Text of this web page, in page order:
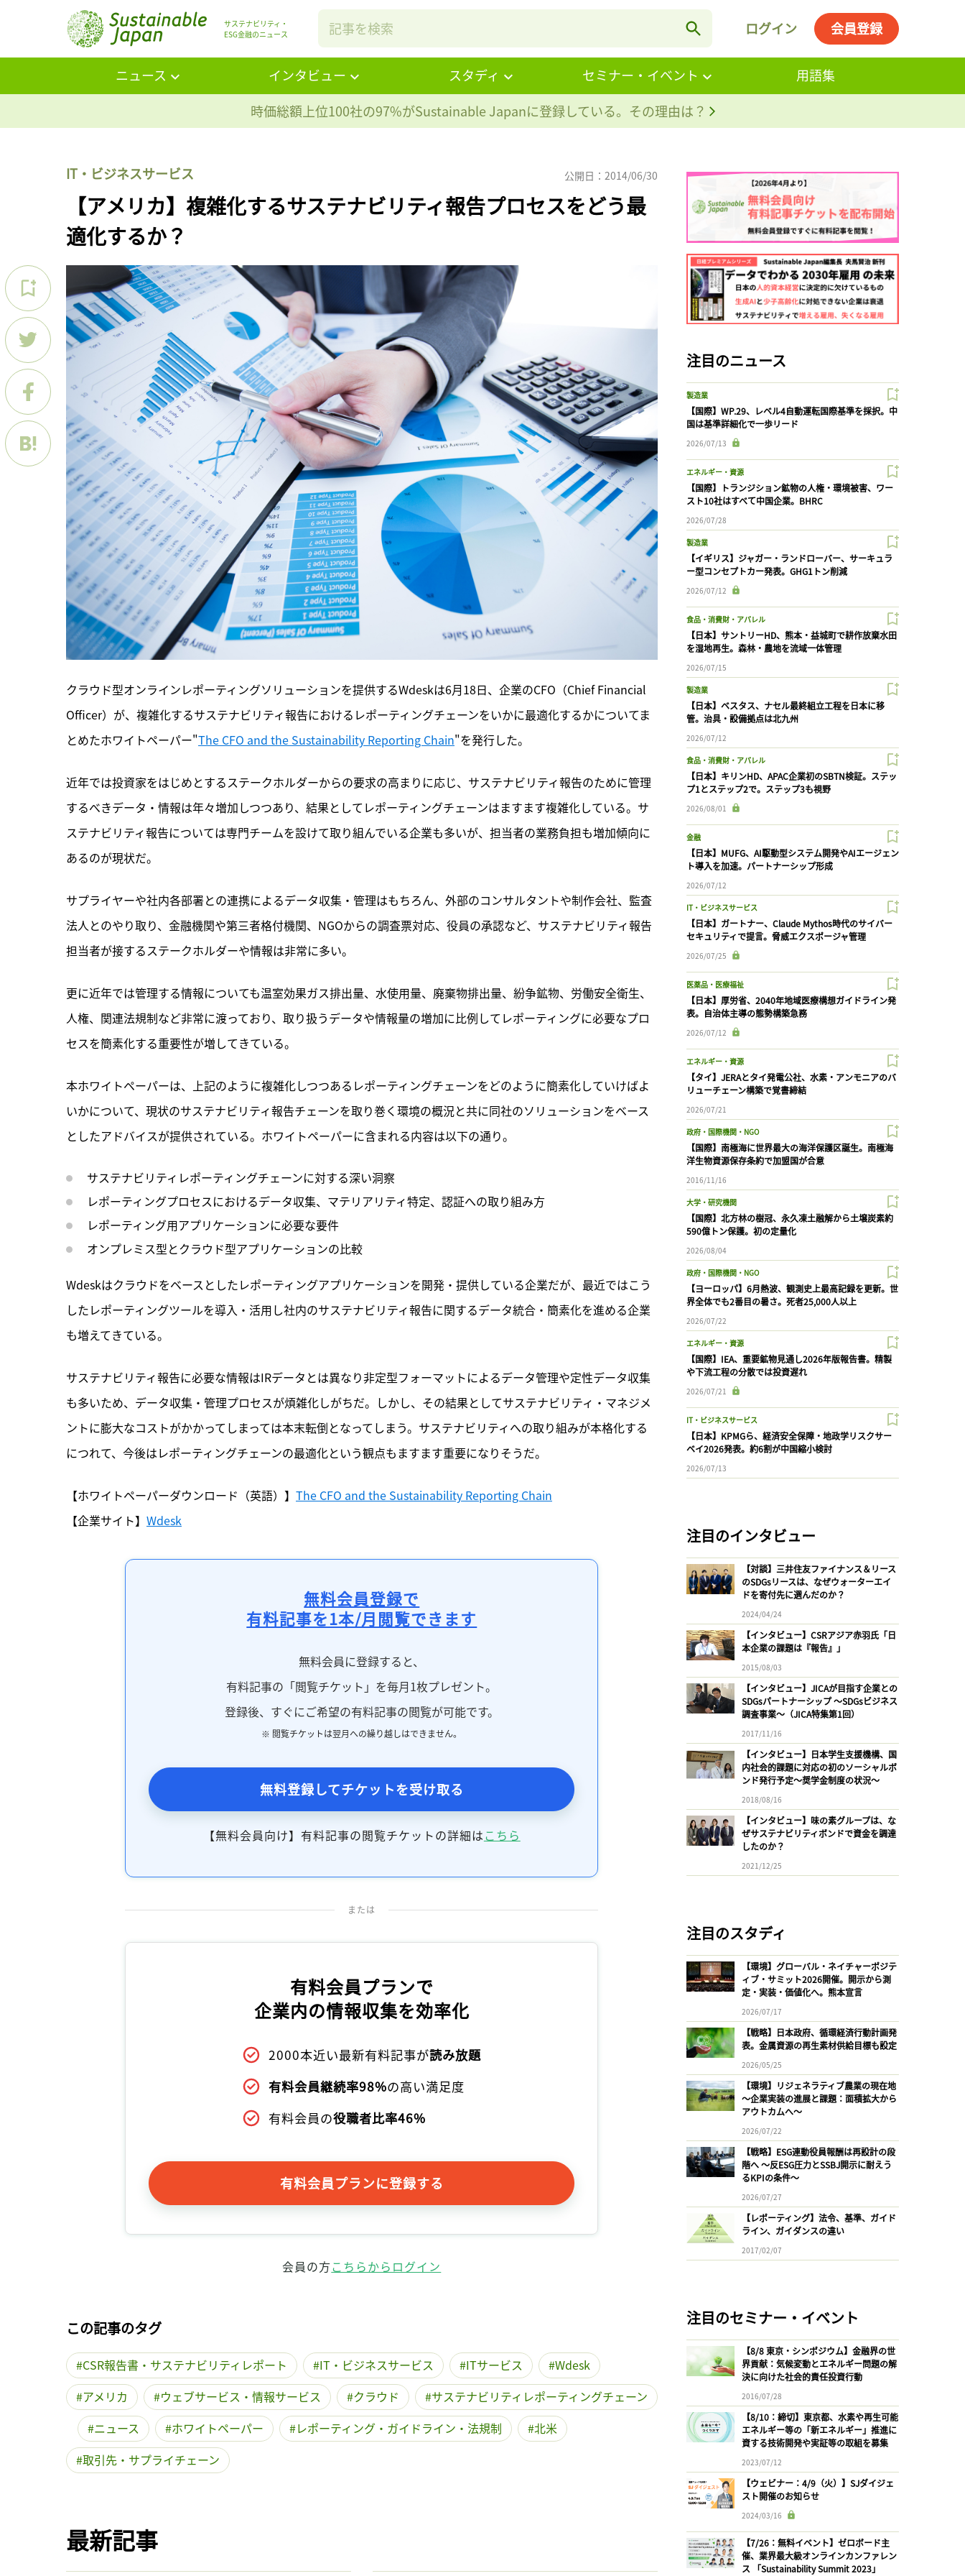
サステナビリティ・
ESG金融のニュース
ログイン 会員登録
ニュース インタビュー スタディ セミナー・イベント
用語集
時価総額上位100社の97%がSustainable Japanに登録している。その理由は？
IT・ビジネスサービス 公開日：2014/06/30
【アメリカ】複雑化するサステナビリティ報告プロセスをどう最
適化するか？
クラウド型オンラインレポーティングソリューションを提供するWdeskは6月18日、企業のCFO（Chief Financial
Officer）が、複雑化するサステナビリティ報告におけるレポーティングチェーンをいかに最適化するかについてま
とめたホワイトペーパー"The CFO and the Sustainability Reporting Chain"を発行した。
近年では投資家をはじめとするステークホルダーからの要求の高まりに応じ、サステナビリティ報告のために管理
するべきデータ・情報は年々増加しつつあり、結果としてレポーティングチェーンはますます複雑化している。サ
ステナビリティ報告については専門チームを設けて取り組んでいる企業も多いが、担当者の業務負担も増加傾向に
あるのが現状だ。
サプライヤーや社内各部署との連携によるデータ収集・管理はもちろん、外部のコンサルタントや制作会社、監査
法人とのやり取り、金融機関や第三者格付機関、NGOからの調査票対応、役員の承認など、サステナビリティ報告
担当者が接するステークホルダーや情報は非常に多い。
更に近年では管理する情報についても温室効果ガス排出量、水使用量、廃棄物排出量、紛争鉱物、労働安全衛生、
人権、関連法規制など非常に渡っており、取り扱うデータや情報量の増加に比例してレポーティングに必要なプロ
セスを簡素化する重要性が増してきている。
本ホワイトペーパーは、上記のように複雑化しつつあるレポーティングチェーンをどのように簡素化していけばよ
いかについて、現状のサステナビリティ報告チェーンを取り巻く環境の概況と共に同社のソリューションをベース
としたアドバイスが提供されている。ホワイトペーパーに含まれる内容は以下の通り。
サステナビリティレポーティングチェーンに対する深い洞察
レポーティングプロセスにおけるデータ収集、マテリアリティ特定、認証への取り組み方
レポーティング用アプリケーションに必要な要件
オンプレミス型とクラウド型アプリケーションの比較
Wdeskはクラウドをベースとしたレポーティングアプリケーションを開発・提供している企業だが、最近ではこう
したレポーティングツールを導入・活用し社内のサステナビリティ報告に関するデータ統合・簡素化を進める企業
も増えてきている。
サステナビリティ報告に必要な情報はIRデータとは異なり非定型フォーマットによるデータ管理や定性データ収集
も多いため、データ収集・管理プロセスが煩雑化しがちだ。しかし、その結果としてサステナビリティ・マネジメ
ントに膨大なコストがかかってしまっては本末転倒となってしまう。サステナビリティへの取り組みが本格化する
につれて、今後はレポーティングチェーンの最適化という観点もますます重要になりそうだ。
【ホワイトペーパーダウンロード（英語）】 The CFO and the Sustainability Reporting Chain
【企業サイト】 Wdesk
無料会員登録で
有料記事を1本/月閲覧できます
無料会員に登録すると、
有料記事の「閲覧チケット」を毎月1枚プレゼント。
登録後、すぐにご希望の有料記事の閲覧が可能です。
※ 閲覧チケットは翌月への繰り越しはできません。
無料登録してチケットを受け取る
【無料会員向け】有料記事の閲覧チケットの詳細はこちら
または
有料会員プランで
企業内の情報収集を効率化
2000本近い最新有料記事が読み放題
有料会員継続率98%の高い満足度
有料会員の役職者比率46%
有料会員プランに登録する
会員の方こちらからログイン
この記事のタグ
CSR報告書・サステナビリティレポート IT・ビジネスサービス ITサービス
Wdesk
アメリカ
ウェブサービス・情報サービス クラウド
サステナビリティレポーティングチェーン
ニュース
ホワイトペーパー レポーティング・ガイドライン・法規制
北米
取引先・サプライチェーン
最新記事
注目のニュース
製造業
【国際】WP.29、レベル4自動運転国際基準を採択。中
国は基準詳細化で一歩リード
2026/07/13
エネルギー・資源
【国際】トランジション鉱物の人権・環境被害、ワー
スト10社はすべて中国企業。BHRC
2026/07/28
製造業
【イギリス】ジャガー・ランドローバー、サーキュラ
ー型コンセプトカー発表。GHG1トン削減
2026/07/12
食品・消費財・アパレル
【日本】サントリーHD、熊本・益城町で耕作放棄水田
を湿地再生。森林・農地を流域一体管理
2026/07/15
製造業
【日本】ベスタス、ナセル最終組立工程を日本に移
管。治具・設備拠点は北九州
2026/07/12
食品・消費財・アパレル
【日本】キリンHD、APAC企業初のSBTN検証。ステッ
プ1とステップ2で。ステップ3も視野
2026/08/01
金融
【日本】MUFG、AI駆動型システム開発やAIエージェン
ト導入を加速。パートナーシップ形成
2026/07/12
IT・ビジネスサービス
【日本】ガートナー、Claude Mythos時代のサイバー
セキュリティで提言。脅威エクスポージャ管理
2026/07/25
医薬品・医療福祉
【日本】厚労省、2040年地域医療構想ガイドライン発
表。自治体主導の態勢構築急務
2026/07/12
エネルギー・資源
【タイ】JERAとタイ発電公社、水素・アンモニアのバ
リューチェーン構築で覚書締結
2026/07/21
政府・国際機関・NGO
【国際】南極海に世界最大の海洋保護区誕生。南極海
洋生物資源保存条約で加盟国が合意
2016/11/16
大学・研究機関
【国際】北方林の樹冠、永久凍土融解から土壌炭素約
590億トン保護。初の定量化
2026/08/04
政府・国際機関・NGO
【ヨーロッパ】6月熱波、観測史上最高記録を更新。世
界全体でも2番目の暑さ。死者25,000人以上
2026/07/22
エネルギー・資源
【国際】IEA、重要鉱物見通し2026年版報告書。精製
や下流工程の分散では投資遅れ
2026/07/21
IT・ビジネスサービス
【日本】KPMGら、経済安全保障・地政学リスクサー
ベイ2026発表。約6割が中国縮小検討
2026/07/13
注目のインタビュー
【対談】三井住友ファイナンス＆リース
のSDGsリースは、なぜウォーターエイ
ドを寄付先に選んだのか？
2024/04/24
【インタビュー】CSRアジア赤羽氏「日
本企業の課題は『報告』」
2015/08/03
【インタビュー】JICAが目指す企業との
SDGsパートナーシップ 〜SDGsビジネス
調査事業〜（JICA特集第1回）
2017/11/16
【インタビュー】日本学生支援機構、国
内社会的課題に対応の初のソーシャルボ
ンド発行予定〜奨学金制度の状況〜
2018/08/16
【インタビュー】味の素グループは、な
ぜサステナビリティボンドで資金を調達
したのか？
2021/12/25
注目のスタディ
【環境】グローバル・ネイチャーポジテ
ィブ・サミット2026開催。開示から測
定・実装・価値化へ。熊本宣言
2026/07/17
【戦略】日本政府、循環経済行動計画発
表。金属資源の再生素材供給目標も設定
2026/05/25
【環境】リジェネラティブ農業の現在地
〜企業実装の進展と課題：面積拡大から
アウトカムへ〜
2026/07/22
【戦略】ESG連動役員報酬は再設計の段
階へ 〜反ESG圧力とSSBJ開示に耐えう
るKPIの条件〜
2026/07/27
【レポーティング】法令、基準、ガイド
ライン、ガイダンスの違い
2017/02/07
注目のセミナー・イベント
【8/8 東京・シンポジウム】金融界の世
界貢献：気候変動とエネルギー問題の解
決に向けた社会的責任投資行動
2016/07/28
【8/10：締切】東京都、水素や再生可能
エネルギー等の「新エネルギー」推進に
資する技術開発や実証等の取組を募集
2023/07/12
【ウェビナー：4/9（火）】SJダイジェ
スト開催のお知らせ
2024/03/16
【7/26：無料イベント】ゼロボード主
催、業界最大級オンラインカンファレン
ス 「Sustainability Summit 2023」
記事をお気に入りに保存するには
ログイン